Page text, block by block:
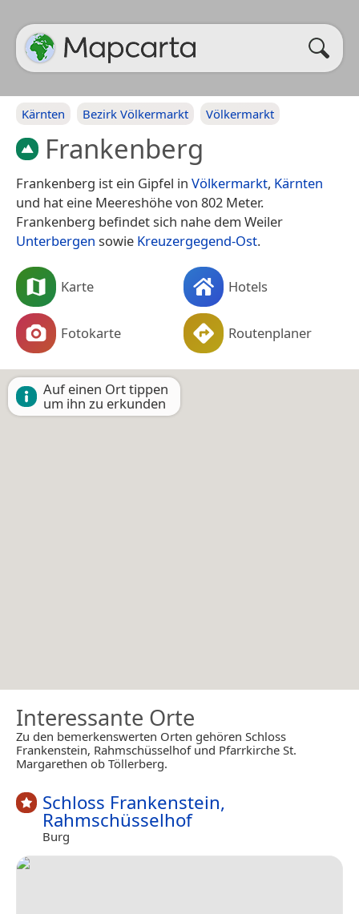
Kärnten Bezirk Völkermarkt Völkermarkt
Frankenberg
Frankenberg ist ein Gipfel in Völkermarkt, Kärnten
und hat eine Meereshöhe von 802 Meter.
Frankenberg befindet sich nahe dem Weiler
Unterbergen sowie Kreuzergegend-Ost.
Karte Hotels
Fotokarte Routenplaner
Auf einen Ort tippen
um ihn zu erkunden
Interessante Orte
Zu den bemerkenswerten Orten gehören Schloss
Frankenstein, Rahmschüsselhof und Pfarrkirche St.
Margarethen ob Töllerberg.
Schloss Frankenstein,
Rahmschüsselhof
Burg